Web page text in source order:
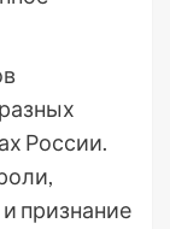
России.
признание